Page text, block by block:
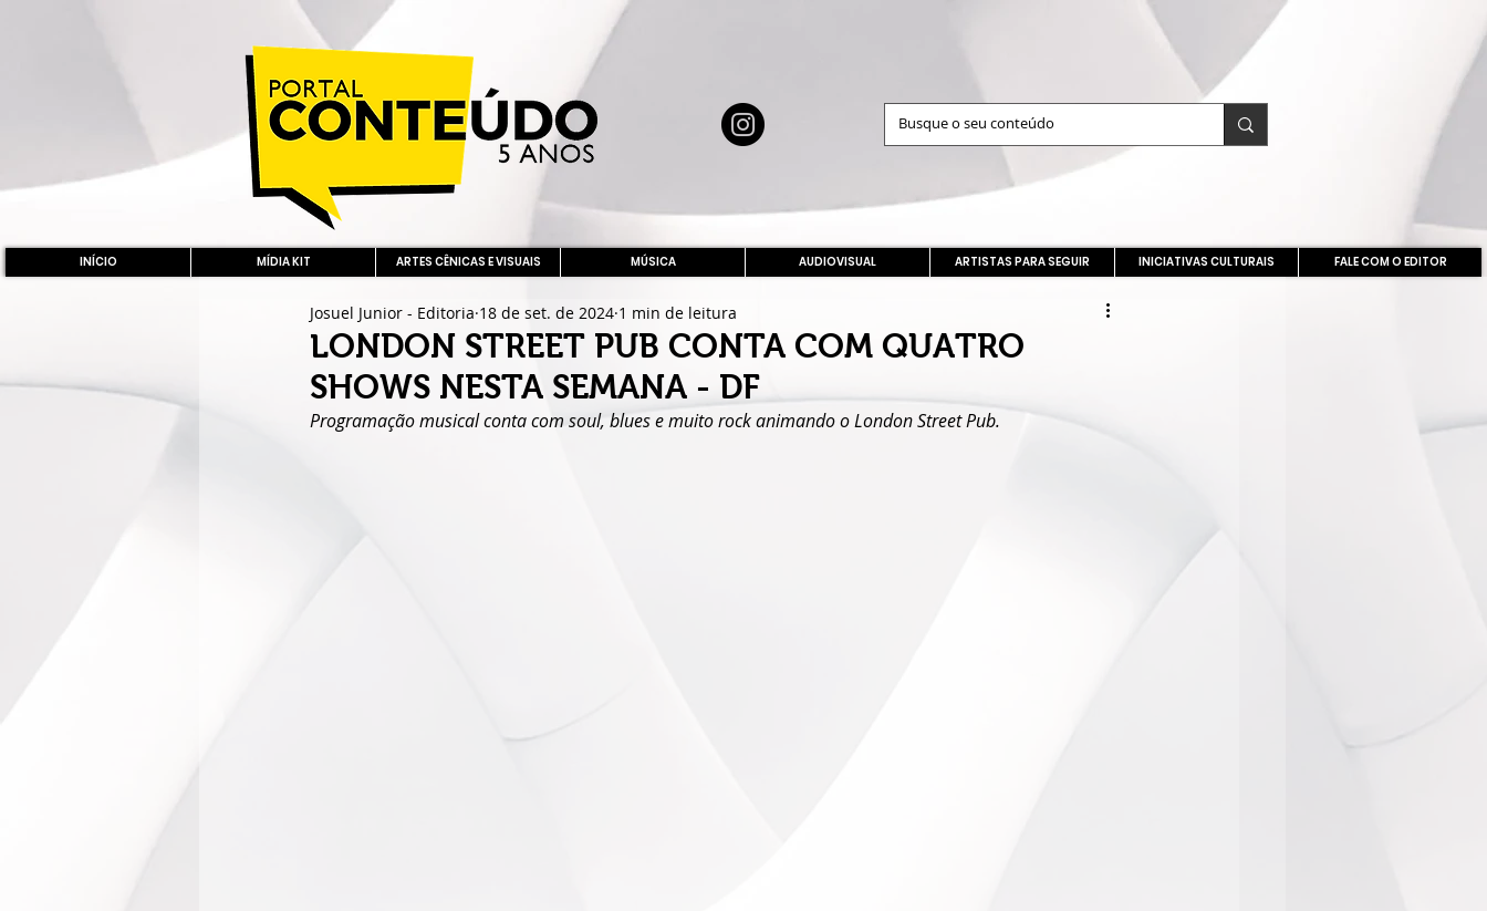
INÍCIO MÍDIA KIT ARTES CÊNICAS E VISUAIS MÚSICA AUDIOVISUAL ARTISTAS PARA SEGUIR INICIATIVAS CULTURAIS FALE COM O EDITOR
LONDON STREET PUB CONTA COM QUATRO
SHOWS NESTA SEMANA - DF
Josuel Junior - Editoria 18 de set. de 2024 1 min de leitura
Programação musical conta com soul, blues e muito rock animando o London Street Pub.